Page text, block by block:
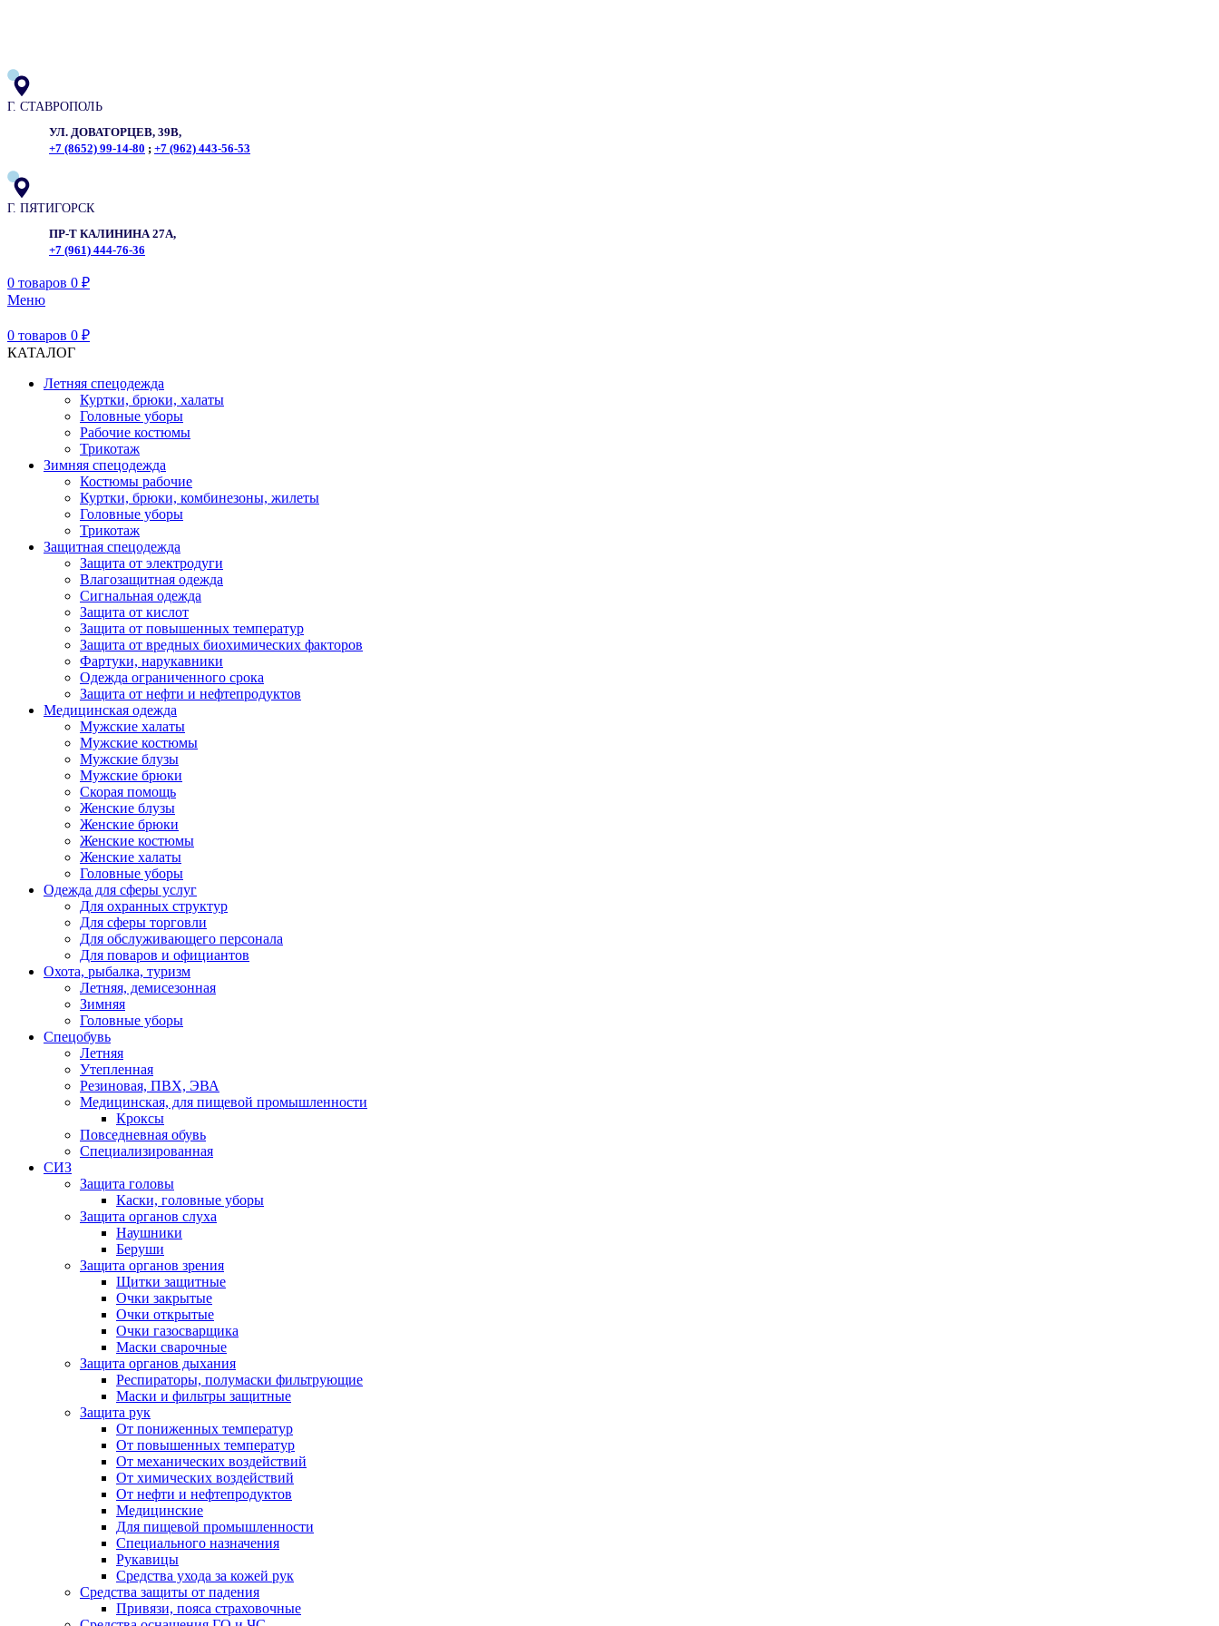
Г. СТАВРОПОЛЬ
УЛ. ДОВАТОРЦЕВ, 39В,
+7 (8652) 99-14-80 ; +7 (962) 443-56-53
Г. ПЯТИГОРСК
ПР-Т КАЛИНИНА 27А,
+7 (961) 444-76-36
0 товаров 0 ₽
Меню
0 товаров 0 ₽
КАТАЛОГ
Летняя спецодежда
Куртки, брюки, халаты
Головные уборы
Рабочие костюмы
Трикотаж
Зимняя спецодежда
Костюмы рабочие
Куртки, брюки, комбинезоны, жилеты
Головные уборы
Трикотаж
Защитная спецодежда
Защита от электродуги
Влагозащитная одежда
Сигнальная одежда
Защита от кислот
Защита от повышенных температур
Защита от вредных биохимических факторов
Фартуки, нарукавники
Одежда ограниченного срока
Защита от нефти и нефтепродуктов
Медицинская одежда
Мужские халаты
Мужские костюмы
Мужские блузы
Мужские брюки
Скорая помощь
Женские блузы
Женские брюки
Женские костюмы
Женские халаты
Головные уборы
Одежда для сферы услуг
Для охранных структур
Для сферы торговли
Для обслуживающего персонала
Для поваров и официантов
Охота, рыбалка, туризм
Летняя, демисезонная
Зимняя
Головные уборы
Спецобувь
Летняя
Утепленная
Резиновая, ПВХ, ЭВА
Медицинская, для пищевой промышленности
Кроксы
Повседневная обувь
Специализированная
СИЗ
Защита головы
Каски, головные уборы
Защита органов слуха
Наушники
Беруши
Защита органов зрения
Щитки защитные
Очки закрытые
Очки открытые
Очки газосварщика
Маски сварочные
Защита органов дыхания
Респираторы, полумаски фильтрующие
Маски и фильтры защитные
Защита рук
От пониженных температур
От повышенных температур
От механических воздействий
От химических воздействий
От нефти и нефтепродуктов
Медицинские
Для пищевой промышленности
Специального назначения
Рукавицы
Средства ухода за кожей рук
Средства защиты от падения
Привязи, пояса страховочные